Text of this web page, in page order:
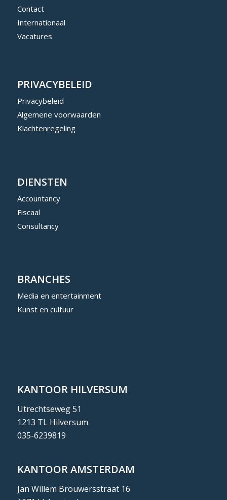
Contact
Internationaal
Vacatures
PRIVACYBELEID
Privacybeleid
Algemene voorwaarden
Klachtenregeling
DIENSTEN
Accountancy
Fiscaal
Consultancy
BRANCHES
Media en entertainment
Kunst en cultuur
KANTOOR HILVERSUM
Utrechtseweg 51
1213 TL Hilversum
035-6239819
KANTOOR AMSTERDAM
Jan Willem Brouwersstraat 16